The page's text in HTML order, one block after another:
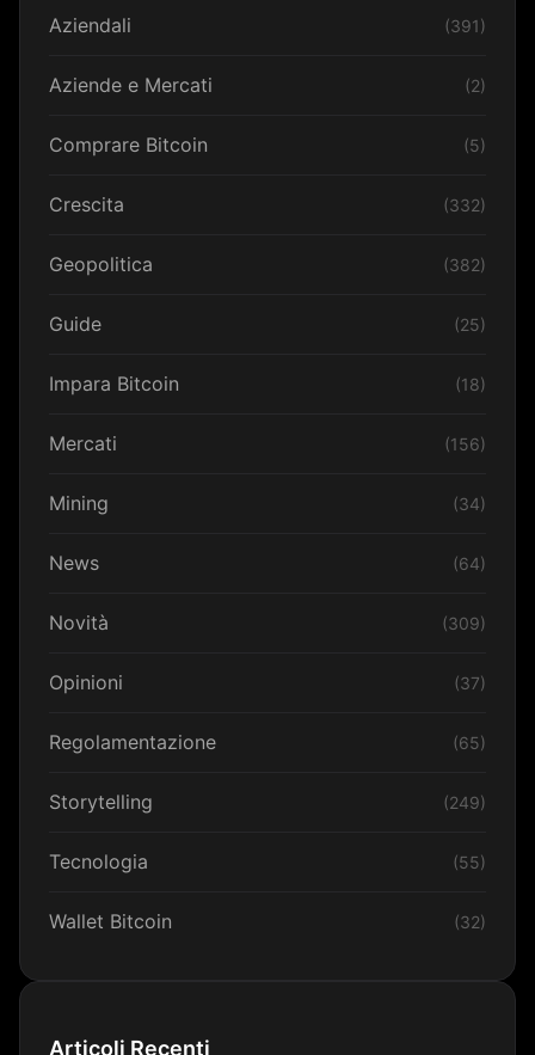
Aziendali (391)
Aziende e Mercati (2)
Comprare Bitcoin (5)
Crescita (332)
Geopolitica (382)
Guide (25)
Impara Bitcoin (18)
Mercati (156)
Mining (34)
News (64)
Novità (309)
Opinioni (37)
Regolamentazione (65)
Storytelling (249)
Tecnologia (55)
Wallet Bitcoin (32)
Articoli Recenti